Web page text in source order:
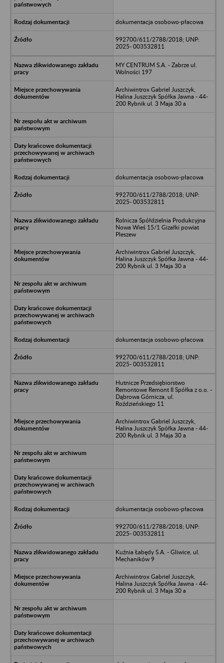
dokumentacja osobowo-płacowa
992700/611/2788/2018; UNP:
2025- 003532811
MY CENTRUM S.A. - Zabrze ul.
Wolności 197
Archiwintrox Gabriel Juszczyk,
Halina Juszczyk Spółka Jawna - 44-
200 Rybnik ul. 3 Maja 30 a
dokumentacja osobowo-płacowa
992700/611/2788/2018; UNP:
2025- 003532811
Rolnicza Spółdzielnia Produkcyjna
Nowa Wieś 15/1 Gizałki powiat
Pleszew
Archiwintrox Gabriel Juszczyk,
Halina Juszczyk Spółka Jawna - 44-
200 Rybnik ul. 3 Maja 30 a
dokumentacja osobowo-płacowa
992700/611/2788/2018; UNP:
2025- 003532811
Hutnicze Przedsiębiorstwo
Remontowe Remont II Spółka z o.o. -
Dąbrowa Górnicza, ul.
Roździeńskiego 11
Archiwintrox Gabriel Juszczyk,
Halina Juszczyk Spółka Jawna - 44-
200 Rybnik ul. 3 Maja 30 a
dokumentacja osobowo-płacowa
992700/611/2788/2018; UNP:
2025- 003532811
Kuźnia Łabędy S.A. - Gliwice, ul.
Mechaników 9
Archiwintrox Gabriel Juszczyk,
Halina Juszczyk Spółka Jawna - 44-
200 Rybnik ul. 3 Maja 30 a